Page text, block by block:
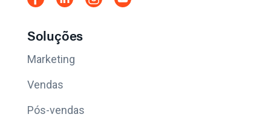
Soluções
Marketing
Vendas
Pós-vendas